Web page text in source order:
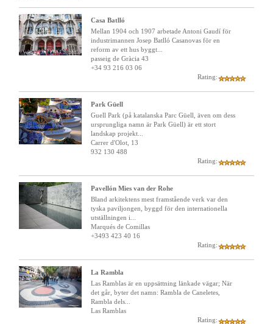
Casa Batlló
Mellan 1904 och 1907 arbetade Antoni Gaudí för
industrimannen Josep Batlló Casanovas för en
reform av ett hus byggt...
passeig de Gràcia 43
+34 93 216 03 06
Rating:
Park Güell
Guell Park (på katalanska Parc Güell, även om dess
ursprungliga namn är Park Güell) är ett stort
landskap projekt...
Carrer d'Olot, 13
932 130 488
Rating:
Pavellón Mies van der Rohe
Bland arkitektens mest framstående verk var den
tyska paviljongen, byggd för den internationella
utställningen i...
Marqués de Comillas
+3493 423 40 16
Rating:
La Rambla
Las Ramblas är en uppsättning länkade vägar; När
det går, byter det namn: Rambla de Caneletes,
Rambla dels...
Las Ramblas
Rating: